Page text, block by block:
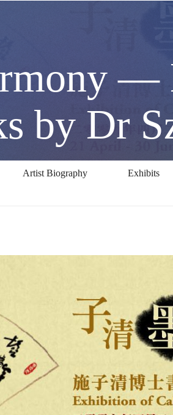
by Dr
Artist Biography Exhibits